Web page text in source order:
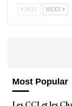
PREV NEXT
Most Popular